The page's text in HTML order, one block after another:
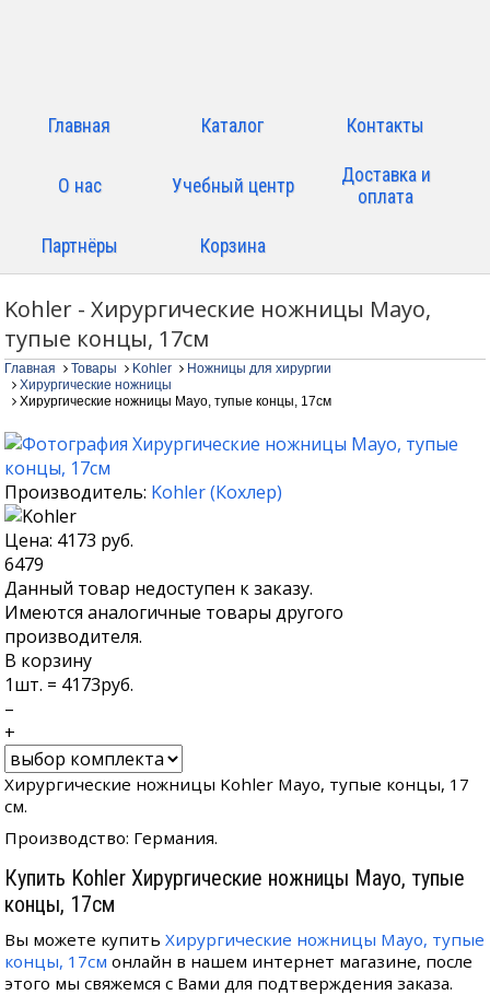
Главная Каталог Контакты
О нас Учебный центр
Доставка и
оплата
Партнёры Корзина
Kohler - Хирургические ножницы Mayo,
тупые концы, 17см
Главная Товары Kohler
Ножницы для хирургии
Хирургические ножницы
Хирургические ножницы Mayo, тупые концы, 17см
Производитель: Kohler(Кохлер)
Цена: 4173 руб.
6479
Данный товар недоступен к заказу.
Имеются аналогичные товары другого
производителя.
В корзину
1шт. = 4173руб.
–
+
Хирургические ножницы Kohler Mayo, тупые концы, 17
см.
Производство: Германия.
Купить Kohler Хирургические ножницы Mayo, тупые
концы, 17см
Вы можете купитьХирургические ножницы Mayo, тупые
концы, 17см онлайн в нашем интернет магазине, после
этого мы свяжемся с Вами для подтверждения заказа.